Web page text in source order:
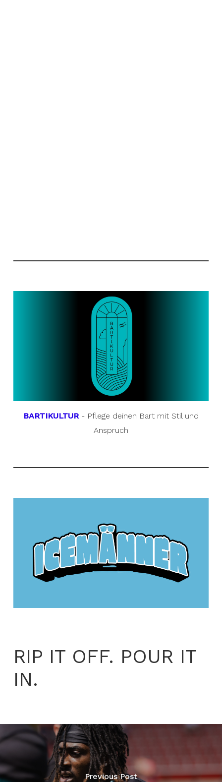
BARTIKULTUR- Pflege deinen Bart mit Stil und
Anspruch
RIP IT OFF. POUR IT
IN.
Previous Post